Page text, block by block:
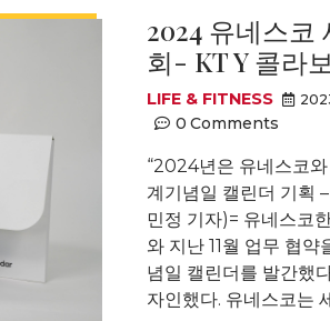
2024 유네스코
회- KT Y 콜라보
LIFE & FITNESS
0 Comments
“2024년은 유네스코
계기념일 캘린더 기획
민정 기자)= 유네스코
와 지난 11월 업무 협
념일 캘린더를 발간했
자인했다. 유네스코는